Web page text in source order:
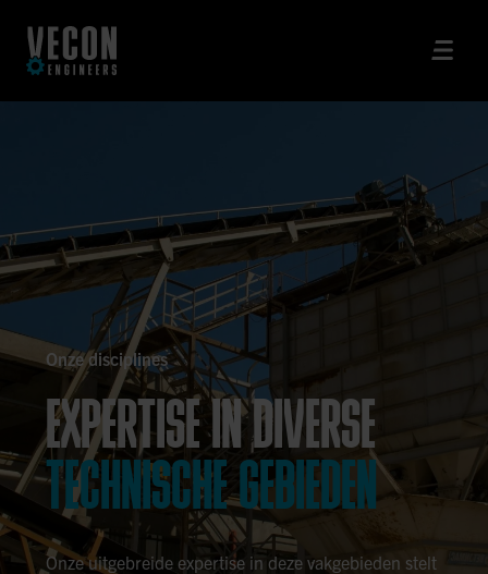
Onze disciplines
EXPERTISE IN DIVERSE
TECHNISCHE GEBIEDEN
Onze uitgebreide expertise in deze vakgebieden stelt